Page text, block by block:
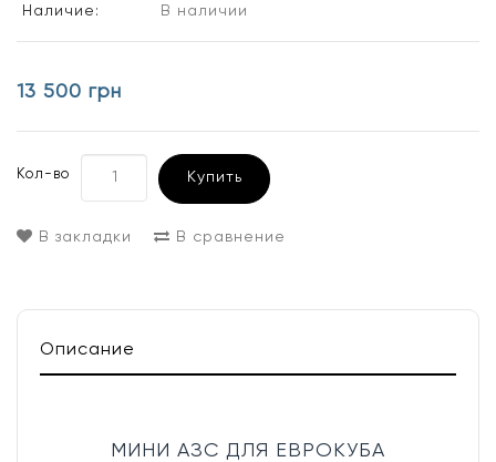
Наличие:
В наличии
13 500 грн
Кол-во Купить
В закладки В сравнение
Описание
МИНИ АЗС ДЛЯ ЕВРОКУБА